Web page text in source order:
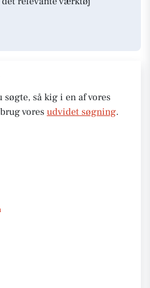
så kig i en af vores
vores udvidet søgning.